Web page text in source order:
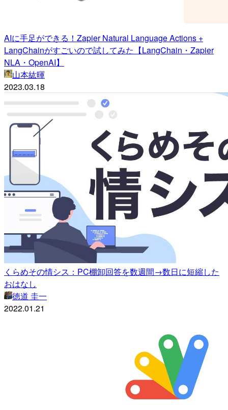
AIに手足ができる！Zapier Natural Language Actions +
LangChainがすごいので試してみた【LangChain・Zapier
NLA・OpenAI】
山本紘暉
2023.03.18
くらめその情シス：PC棚卸回答を数週間→数日に短縮した
おはなし
徳道 圭一
2022.01.21